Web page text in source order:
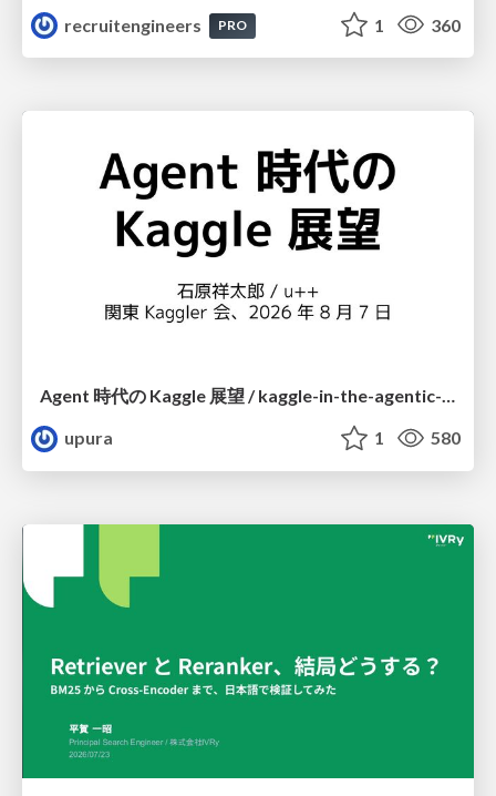
recruitengineers
PRO 1 360
Agent 時代の Kaggle 展望 / kaggle-in-the-agentic-era
upura
1 580